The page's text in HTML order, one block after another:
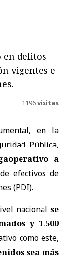
en delitos
vigentes e
1196visitas
en la
Pública,
a
efectivos de
(PDI).
nacional se
y 1.500
como este,
sea más